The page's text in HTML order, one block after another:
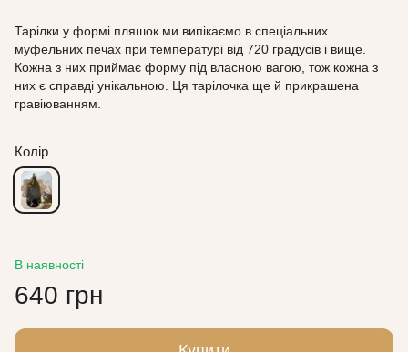
Тарілки у формі пляшок ми випікаємо в спеціальних
муфельних печах при температурі від 720 градусів і вище.
Кожна з них приймає форму під власною вагою, тож кожна з
них є справді унікальною. Ця тарілочка ще й прикрашена
гравіюванням.
Колір
В наявності
640 грн